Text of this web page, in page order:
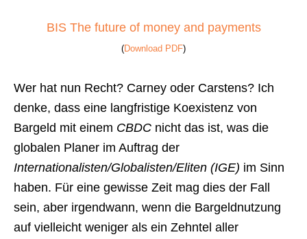
BIS The future of money and payments
(Download PDF)
Wer hat nun Recht? Carney oder Carstens? Ich
denke, dass eine langfristige Koexistenz von
Bargeld mit einem CBDC nicht das ist, was die
globalen Planer im Auftrag der
Internationalisten/Globalisten/Eliten (IGE) im Sinn
haben. Für eine gewisse Zeit mag dies der Fall
sein, aber irgendwann, wenn die Bargeldnutzung
auf vielleicht weniger als ein Zehntel aller